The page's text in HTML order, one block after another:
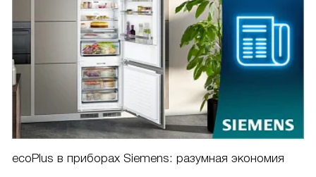
ecoPlus в приборах Siemens: разумная экономия